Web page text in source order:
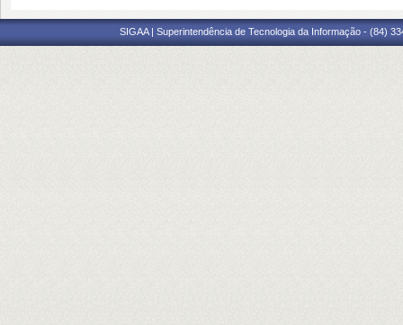
SIGAA | Superintendência de Tecnologia da Informação - (84)